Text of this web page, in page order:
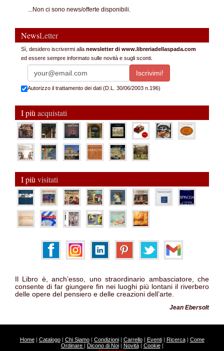
...Non ci sono news/offerte disponibili.
NewsLetter
Sì, desidero iscrivermi alla newsletter di www.libreriadellaspada.com
ed essere sempre informato sulle novità e sugli sconti.
Autorizzo il trattamento dei dati (D.L. 30/06/2003 n.196)
I più acquistati
I più visitati
Il Libro è, anch’esso, uno straordinario ambasciatore, che
consente di far giungere fin nei luoghi più lontani il riverbero
delle opere del pensiero e delle creazioni dell’arte.
Jean Ebersolt
Home| Catalogo| Chi Siamo| Condizioni| Carrello| Eventi| Ricerca| Come
Ordinare | Dicono di Noi| Novità| Cookie|